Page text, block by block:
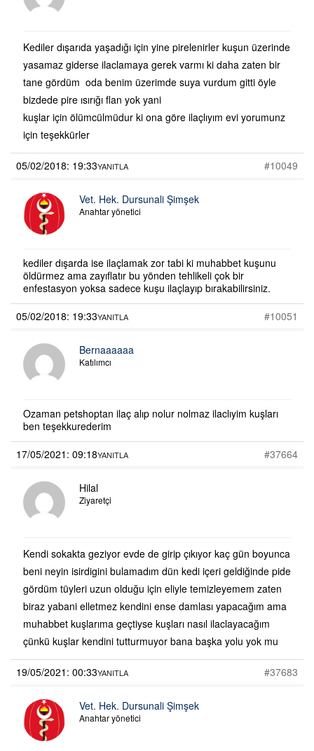
Kediler dışarıda yaşadığı için yine pirelenirler kuşun üzerinde
yasamaz giderse ilaclamaya gerek varmı ki daha zaten bir
tane gördüm oda benim üzerimde suya vurdum gitti öyle
bizdede pire ısırığı flan yok yani
kuşlar için ölümcülmüdur ki ona göre ilaçlıyım evi yorumunz
için teşekkürler
05/02/2018: 19:33 #10049
YANITLA
Vet. Hek. Dursunali Şimşek
Anahtar yönetici
kediler dışarda ise ilaçlamak zor tabi ki muhabbet kuşunu
öldürmez ama zayıflatır bu yönden tehlikeli çok bir
enfestasyon yoksa sadece kuşu ilaçlayıp bırakabilirsiniz.
05/02/2018: 19:33
#10051
YANITLA
Bernaaaaaa
Katılımcı
Ozaman petshoptan ilaç alıp nolur nolmaz ilaclıyim kuşları
ben teşekkurederim
17/05/2021: 09:18
#37664
YANITLA
Hilal
Ziyaretçi
Kendi sokakta geziyor evde de girip çıkıyor kaç gün boyunca
beni neyin isirdigini bulamadım dün kedi içeri geldiğinde pide
gördüm tüyleri uzun olduğu için eliyle temizleyemem zaten
biraz yabani elletmez kendini ense damlası yapacağım ama
muhabbet kuşlarıma geçtiyse kuşları nasıl ilaclayacağım
çünkü kuşlar kendini tutturmuyor bana başka yolu yok mu
19/05/2021: 00:33 #37683
YANITLA
Vet. Hek. Dursunali Şimşek
Anahtar yönetici